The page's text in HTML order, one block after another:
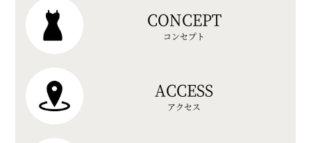
CONCEPT
コンセプト
ACCESS
アクセス